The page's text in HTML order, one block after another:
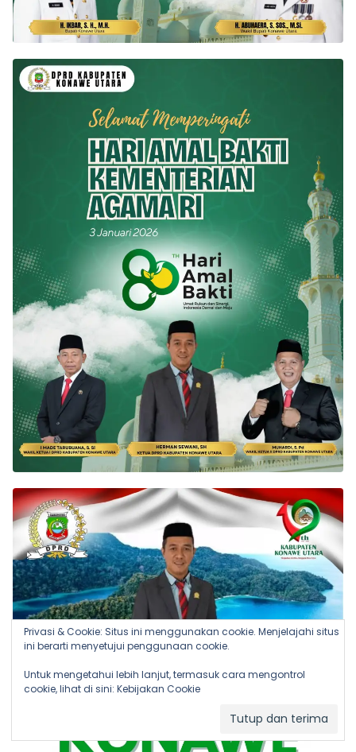
Privasi & Cookie: Situs ini menggunakan cookie. Menjelajahi situs
ini berarti menyetujui penggunaan cookie.
Untuk mengetahui lebih lanjut, termasuk cara mengontrol
cookie, lihat di sini: Kebijakan Cookie